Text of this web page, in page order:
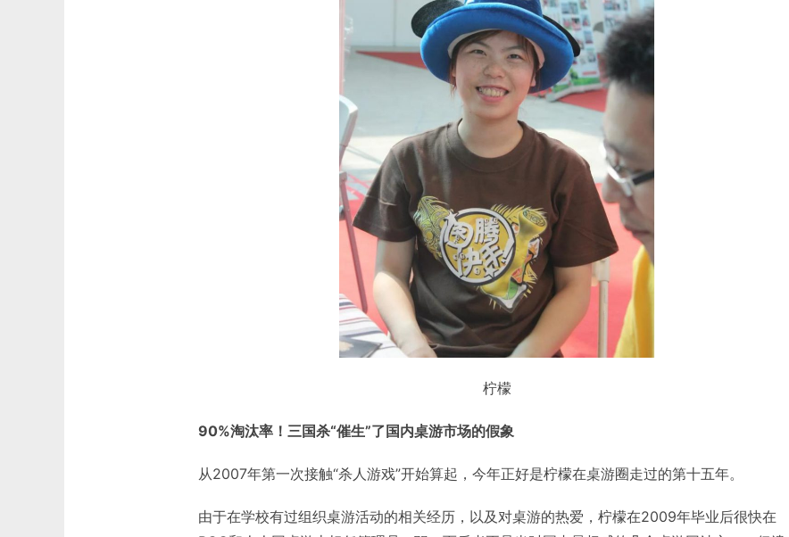
柠檬
90%淘汰率！三国杀“催生”了国内桌游市场的假象
从2007年第一次接触“杀人游戏”开始算起，今年正好是柠檬在桌游圈走过的第十五年。
由于在学校有过组织桌游活动的相关经历，以及对桌游的热爱，柠檬在2009年毕业后很快在